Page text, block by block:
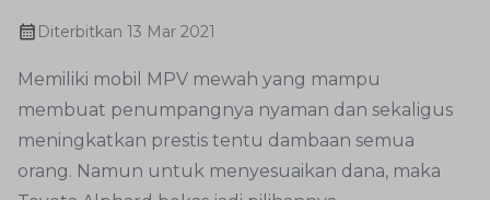
Diterbitkan 13 Mar 2021
Memiliki mobil MPV mewah yang mampu
membuat penumpangnya nyaman dan sekaligus
meningkatkan prestis tentu dambaan semua
orang. Namun untuk menyesuaikan dana, maka